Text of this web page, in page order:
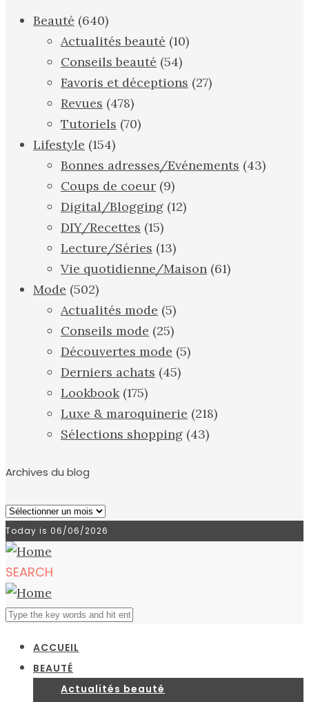
Beauté (640)
Actualités beauté (10)
Conseils beauté (54)
Favoris et déceptions (27)
Revues (478)
Tutoriels (70)
Lifestyle (154)
Bonnes adresses/Evénements (43)
Coups de coeur (9)
Digital/Blogging (12)
DIY/Recettes (15)
Lecture/Séries (13)
Vie quotidienne/Maison (61)
Mode (502)
Actualités mode (5)
Conseils mode (25)
Découvertes mode (5)
Derniers achats (45)
Lookbook(175)
Luxe & maroquinerie (218)
Sélections shopping (43)
Archives du blog
Archives
du
blog
Today is 06/06/2026
SEARCH
ACCUEIL
BEAUTÉ
Actualités beauté